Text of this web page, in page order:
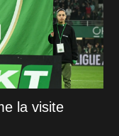
la visite